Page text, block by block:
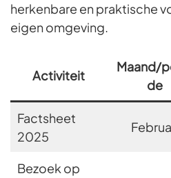
herkenbare en praktische
eigen omgeving.
Activiteit
Maand/
de
Factsheet
2025
Bezoek op